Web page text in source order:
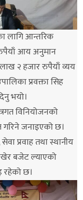
लागि आन्तरिक
आय अनुमान
२ हजार रुपैयाँ व्यय
प्रवक्ता सिह
भयो।
विनियोजनको
जनाइएको छ।
प्रवाह तथा स्थानीय
बजेट ल्याएको
रहेको छ।